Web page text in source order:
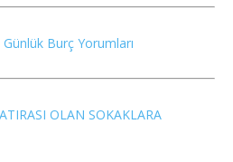
Burç Yorumları
OLAN SOKAKLARA